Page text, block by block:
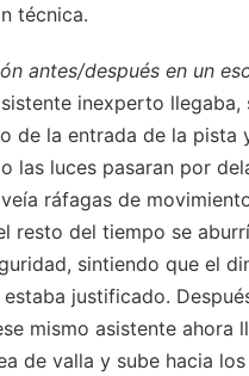
técnica.
antes/después en un
inexperto llegaba,
de la entrada de la pista
las luces pasaran por
ráfagas de
resto del tiempo se
sintiendo que el
justificado.
mismo asistente ahora
de valla y sube hacia